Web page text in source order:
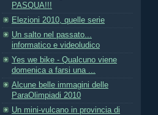
PASQUA!!!
Elezioni 2010, quelle serie
Un salto nel passato...
informatico e videoludico
Yes we bike - Qualcuno viene
domenica a farsi una ...
Alcune belle immagini delle
ParaOlimpiadi 2010
Un mini-vulcano in provincia di